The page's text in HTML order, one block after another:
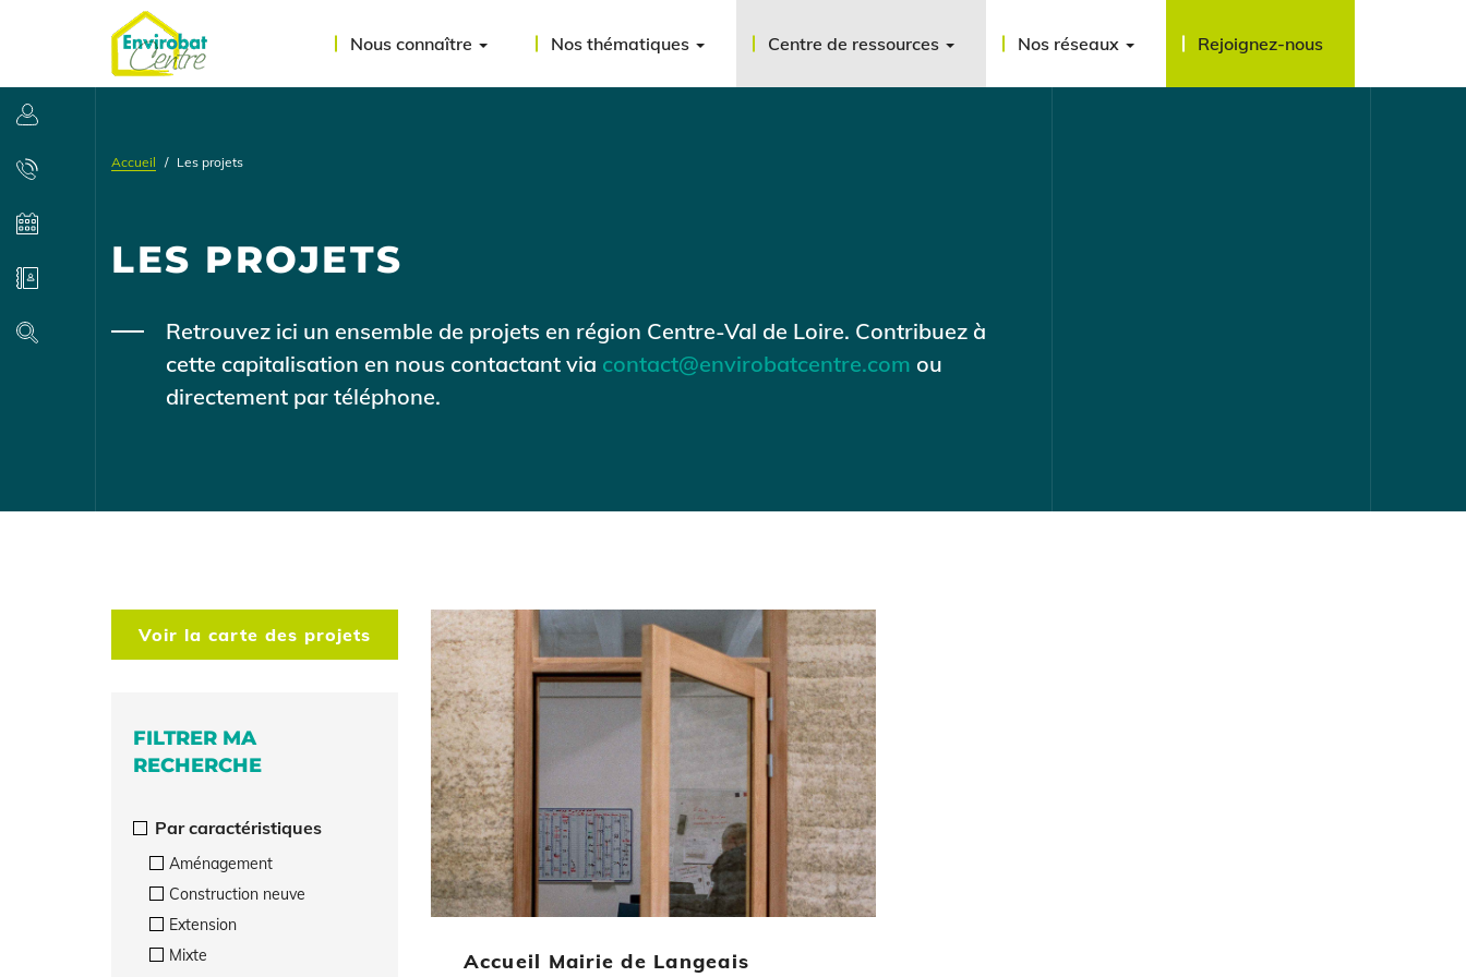
principal
Nous connaître Nos thématiques Centre de ressources Nos réseaux Rejoignez-nous
Accueil Les projets
LES PROJETS
Contenu
Retrouvez ici un ensemble de projets en région Centre-Val de Loire. Contribuez à
cette capitalisation en nous contactant via contact@envirobatcentre.com ou
directement par téléphone.
compte
l'utilisateur
Contact
Annuaire
Recherche
Voir la carte des projets
FILTRER MA
RECHERCHE
Par caractéristiques
Aménagement
Construction neuve
Extension
Mixte
Accueil Mairie de Langeais